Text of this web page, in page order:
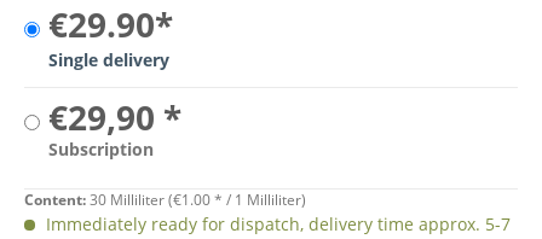
€29.90*
Single delivery
€29,90 *
Subscription
Content:30 Milliliter (€1.00* / 1 Milliliter)
Immediately ready for dispatch, delivery time approx. 5-7